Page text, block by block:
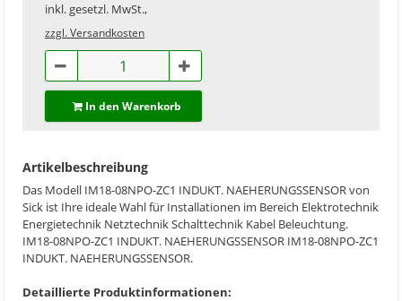
inkl. gesetzl. MwSt.,
zzgl. Versandkosten
In den Warenkorb
Artikelbeschreibung
Das Modell IM18-08NPO-ZC1 INDUKT. NAEHERUNGSSENSOR von
Sick ist Ihre ideale Wahl für Installationen im Bereich Elektrotechnik
Energietechnik Netztechnik Schalttechnik Kabel Beleuchtung.
IM18-08NPO-ZC1 INDUKT. NAEHERUNGSSENSOR IM18-08NPO-ZC1
INDUKT. NAEHERUNGSSENSOR.
Detaillierte Produktinformationen: